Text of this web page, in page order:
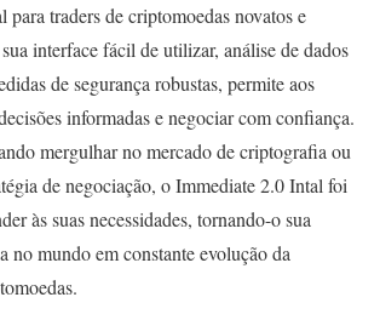
para traders de criptomoedas novatos e
interface fácil de utilizar, análise de dados
de segurança robustas, permite aos
informadas e negociar com confiança.
mergulhar no mercado de criptografia ou
de negociação, o Immediate 2.0 Intal foi
às suas necessidades, tornando-o sua
no mundo em constante evolução da